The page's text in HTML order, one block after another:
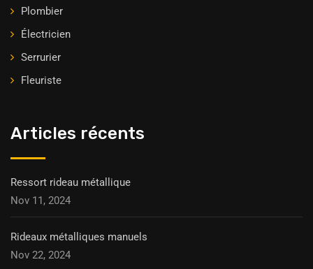
Plombier
Électricien
Serrurier
Fleuriste
Articles récents
Ressort rideau métallique
Nov 11, 2024
Rideaux métalliques manuels
Nov 22, 2024